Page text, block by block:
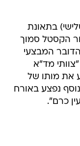
(שלישי) בתאונת
הקסטל סמוך
הדובר המבצעי
מד"א
את מותו של
גבר כבן 80. אדם נוסף נפצע באורח
כרם".